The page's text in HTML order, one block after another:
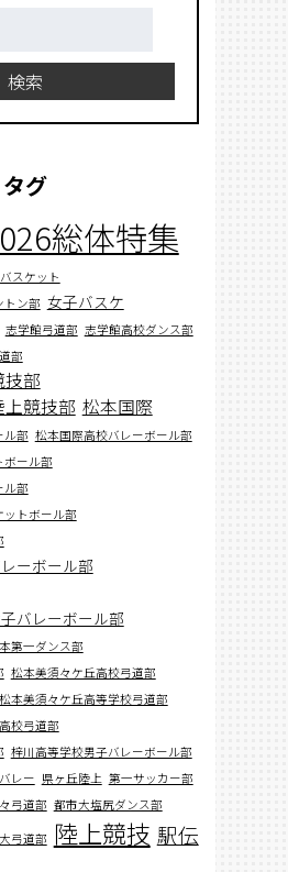
検索
タグ
総体特集
バスケット
トン部 女子バスケ
志学館弓道部 志学館高校ダンス部
部
部
競技部 松本国際
ル部 松本国際高校バレーボール部
ボール部
ル部
トボール部
ーボール部
バレーボール部
第一ダンス部
松本美須々ケ丘高校弓道部
松本美須々ケ丘高等学校弓道部
校弓道部
梓川高等学校男子バレーボール部
レー 県ヶ丘陸上 第一サッカー部
弓道部 都市大塩尻ダンス部
弓道部 陸上競技 駅伝